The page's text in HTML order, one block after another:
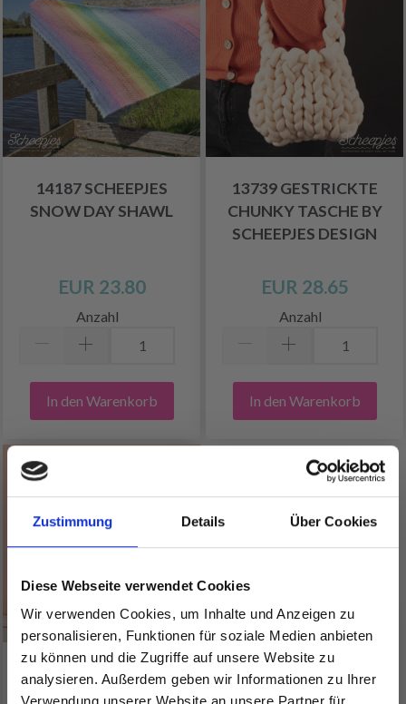
Zustimmung Details Über Cookies
Diese Webseite verwendet Cookies
Wir verwenden Cookies, um Inhalte und Anzeigen zu
personalisieren, Funktionen für soziale Medien anbieten
zu können und die Zugriffe auf unsere Website zu
analysieren. Außerdem geben wir Informationen zu Ihrer
14187 SCHEEPJES
SNOW DAY SHAWL
EUR 23.80
Anzahl
In den Warenkorb
13739 GESTRICKTE
CHUNKY TASCHE BY
SCHEEPJES DESIGN
EUR 28.65
Anzahl
In den Warenkorb
13738 GESTRICKTER
KISSENBEZUG BY